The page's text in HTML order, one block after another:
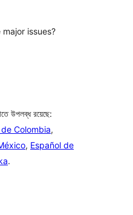
issues?
উপলব্ধ রয়েছে:
Colombia,
, Español de
.